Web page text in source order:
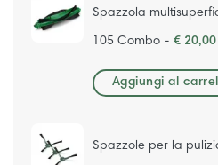
Spazzola
105 Combo - € 20,00
Aggiungi al
Spazzole per la